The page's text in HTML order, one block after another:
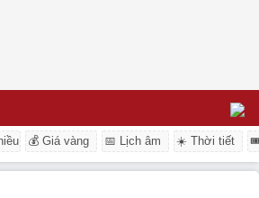
💰 Giá vàng 📅 Lịch âm ☀️ Thời tiết